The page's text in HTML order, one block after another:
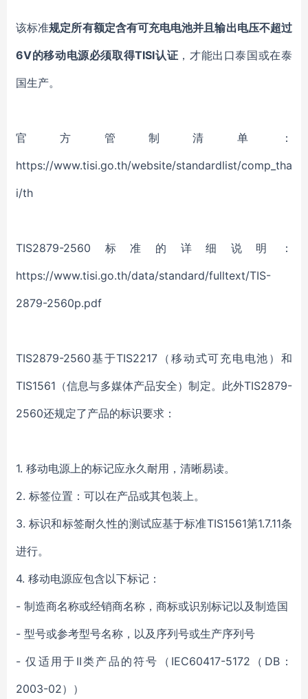
该标准规定所有额定含有可充电电池并且输出电压不超过
6V的移动电源必须取得TISI认证 ，才能出口泰国或在泰
国生产。
官方管制清单：
https://www.tisi.go.th/website/standardlist/comp_tha
i/th
TIS2879-2560 标准的详细说明：
https://www.tisi.go.th/data/standard/fulltext/TIS-
2879-2560p.pdf
TIS2879-2560基于TIS2217（移动式可充电电池）和
TIS1561（信息与多媒体产品安全）制定。此外TIS2879-
2560还规定了产品的标识要求：
1. 移动电源上的标记应永久耐用，清晰易读。
2. 标签位置：可以在产品或其包装上。
3.标识和标签耐久性的测试应基于标准TIS1561第1.7.11条
进行。
4. 移动电源应包含以下标记：
- 制造商名称或经销商名称，商标或识别标记以及制造国
- 型号或参考型号名称，以及序列号或生产序列号
-仅适用于II类产品的符号（IEC60417-5172（DB：
2003-02））